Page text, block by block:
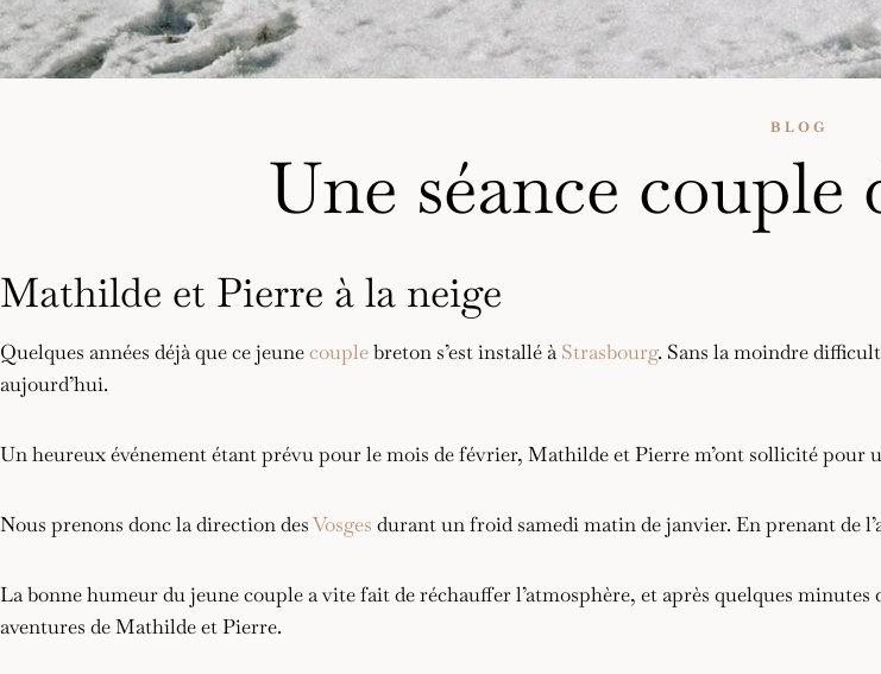
BLOG
Une séance couple
Mathilde et Pierre à la neige
Quelques années déjà que ce jeunecouplebreton s’est installé àStrasbourg. Sans la moindre
aujourd’hui.
Un heureux événement étant prévu pour le mois de février, Mathilde et Pierre m’ont sollicité pour
Nous prenons donc la direction desVosges durant un froid samedi matin de janvier. En prenant de
La bonne humeur du jeune couple a vite fait de réchauffer l’atmosphère, et après quelques
aventures de Mathilde et Pierre.